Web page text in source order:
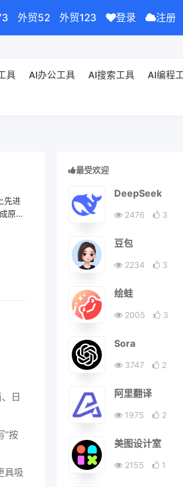
外贸52 外贸123 登录 注册
具 AI办公工具 AI搜索工具 AI编程
先进
原创
日
”按
具吸
最受欢迎
DeepSeek
2476 3
豆包
2234 3
绘蛙
2005 3
Sora
3747 2
阿里翻译
1975 2
美图设计室
2155 1